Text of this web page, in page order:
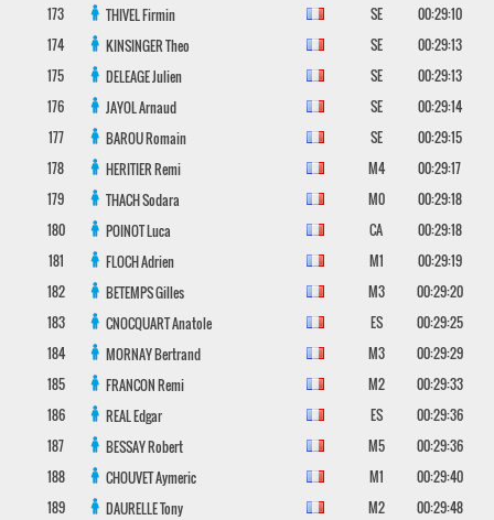
173
THIVELFirmin SE
00:29:10
174
KINSINGERTheo SE
00:29:13
175
DELEAGEJulien SE
00:29:13
176
JAYOLArnaud SE
00:29:14
177
BAROURomain SE
00:29:15
178
HERITIERRemi M4
00:29:17
179
THACHSodara M0
00:29:18
180
POINOTLuca CA
00:29:18
181
FLOCHAdrien M1
00:29:19
182
BETEMPSGilles M3
00:29:20
183
CNOCQUARTAnatole ES
00:29:25
184
MORNAYBertrand M3
00:29:29
185
FRANCONRemi M2
00:29:33
186
REALEdgar ES
00:29:36
187
BESSAYRobert M5
00:29:36
188
CHOUVETAymeric M1
00:29:40
189
DAURELLETony M2
00:29:48